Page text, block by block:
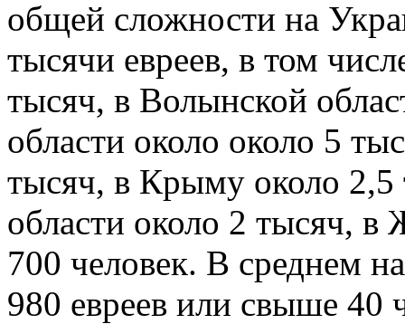
общей сложности на
тысячи евреев, в том
тысяч, в Волынской
области около около 5
тысяч, в Крыму около 2,5
области около 2 тысяч,
700 человек. В среднем
980 евреев или свыше 40